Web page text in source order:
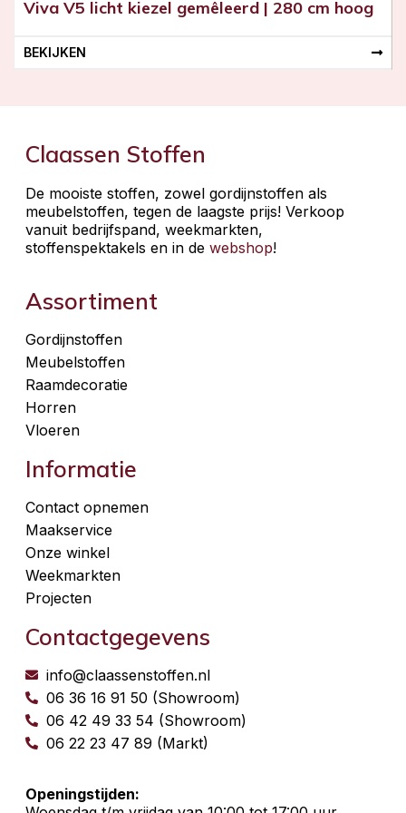
Viva V5 licht kiezel gemêleerd | 280 cm hoog
BEKIJKEN
Claassen Stoffen
De mooiste stoffen, zowel gordijnstoffen als
meubelstoffen, tegen de laagste prijs! Verkoop
vanuit bedrijfspand, weekmarkten,
stoffenspektakels en in de webshop!
Assortiment
Gordijnstoffen
Meubelstoffen
Raamdecoratie
Horren
Vloeren
Informatie
Contact opnemen
Maakservice
Onze winkel
Weekmarkten
Projecten
Contactgegevens
info@claassenstoffen.nl
06 36 16 91 50 (Showroom)
06 42 49 33 54 (Showroom)
06 22 23 47 89 (Markt)
Openingstijden: